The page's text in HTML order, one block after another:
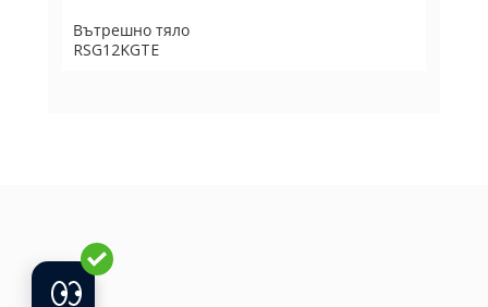
Вътрешно тяло
RSG12KGTE